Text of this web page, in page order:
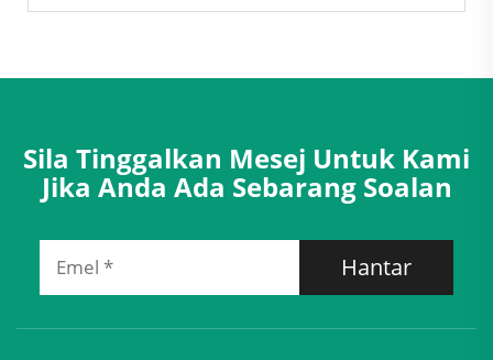
Sila Tinggalkan Mesej Untuk Kami
Jika Anda Ada Sebarang Soalan
Hantar